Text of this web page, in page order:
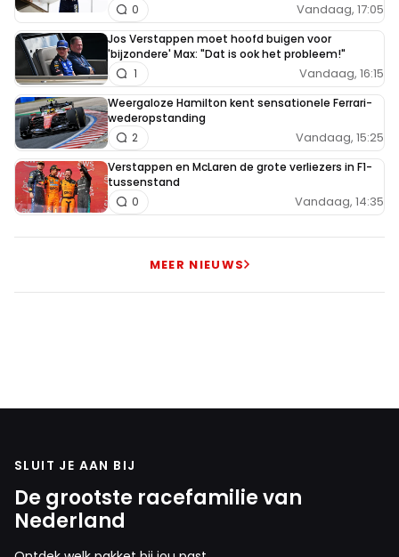
Vandaag, 17:05
0
Jos Verstappen moet hoofd buigen voor
'bijzondere' Max: "Dat is ook het probleem!"
Vandaag, 16:15
1
Weergaloze Hamilton kent sensationele Ferrari-
wederopstanding
Vandaag, 15:25
2
Verstappen en McLaren de grote verliezers in F1-
tussenstand
Vandaag, 14:35
0
MEER NIEUWS
SLUIT JE AAN BIJ
De grootste racefamilie van
Nederland